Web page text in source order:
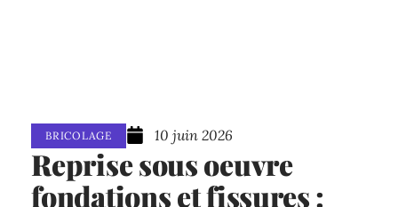
BRICOLAGE 10 juin 2026
Reprise sous oeuvre
fondations et fissures :